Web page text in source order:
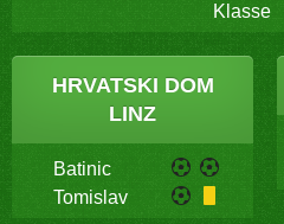
Klasse
HRVATSKI DOM
LINZ
Batinic
Tomislav